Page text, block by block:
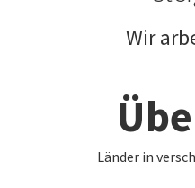
Wir
Länder in